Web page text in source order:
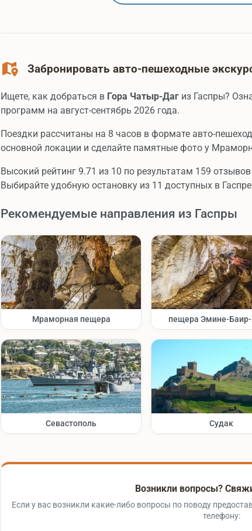
Забронировать авто-пешеходные
Ищете, как добраться в Гора Чатыр-Даг из Гаспры?
программ на август-сентябрь 2026 года.
Поездки рассчитаны на 8 часов в формате авто-
основной локации и сделайте памятные фото у
Высокий рейтинг 9.71 из 10 по результатам 159
Выбирайте удобную остановку из 11 доступных в
Рекомендуемые направления из Гаспры
Мраморная пещера пещера Эмине-
Севастополь Судак
Возникли вопросы?
Если у вас возникли какие-либо вопросы по поводу
телефону: